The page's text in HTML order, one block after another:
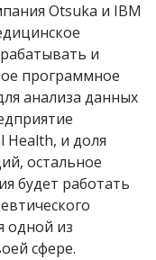
Otsuka и IBM
и
программное
анализа данных
Health, и доля
остальное
будет работать
одной из
сфере.